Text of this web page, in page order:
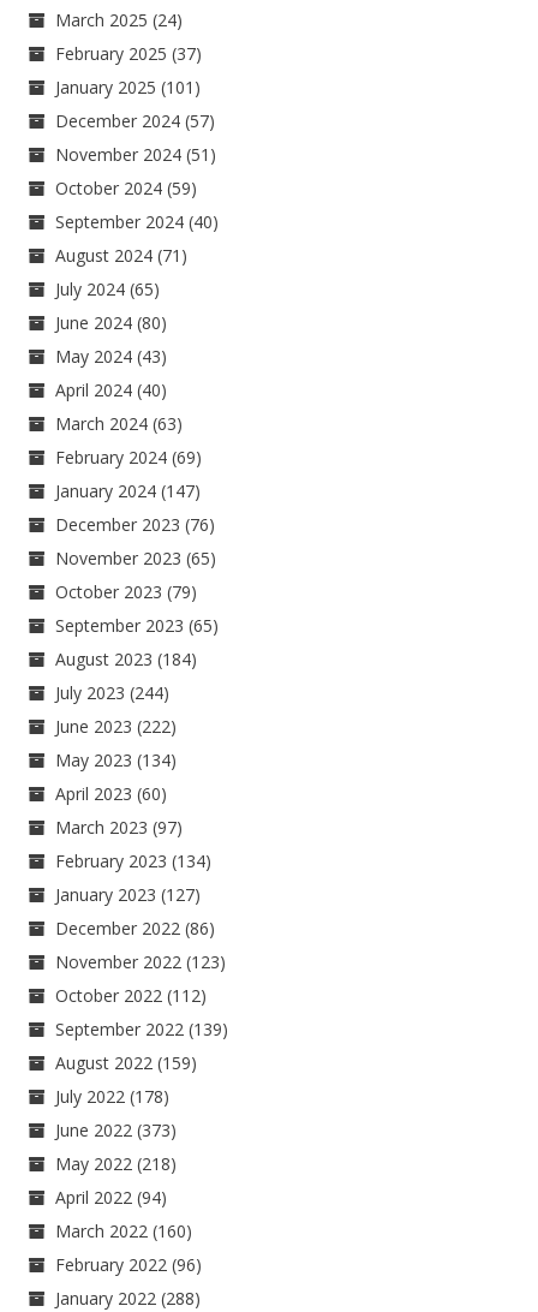
March 2025 (24)
February 2025 (37)
January 2025 (101)
December 2024 (57)
November 2024 (51)
October 2024 (59)
September 2024 (40)
August 2024 (71)
July 2024 (65)
June 2024 (80)
May 2024 (43)
April 2024 (40)
March 2024 (63)
February 2024 (69)
January 2024 (147)
December 2023 (76)
November 2023 (65)
October 2023 (79)
September 2023 (65)
August 2023 (184)
July 2023 (244)
June 2023 (222)
May 2023 (134)
April 2023 (60)
March 2023 (97)
February 2023 (134)
January 2023 (127)
December 2022 (86)
November 2022 (123)
October 2022 (112)
September 2022 (139)
August 2022 (159)
July 2022 (178)
June 2022 (373)
May 2022 (218)
April 2022 (94)
March 2022 (160)
February 2022 (96)
January 2022 (288)